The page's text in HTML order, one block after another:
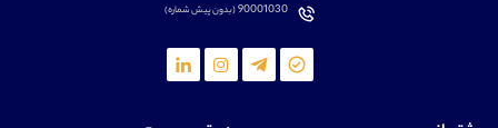
90001030(بدون پیش شماره)